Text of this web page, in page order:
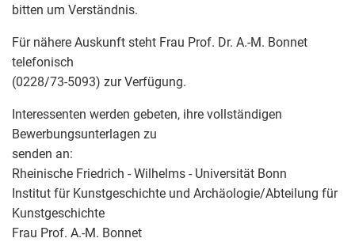
bitten um Verständnis.
Für nähere Auskunft steht Frau Prof. Dr. A.-M. Bonnet
telefonisch
(0228/73-5093) zur Verfügung.
Interessenten werden gebeten, ihre vollständigen
Bewerbungsunterlagen zu
senden an:
Rheinische Friedrich - Wilhelms - Universität Bonn
Institut für Kunstgeschichte und Archäologie/Abteilung für
Kunstgeschichte
Frau Prof. A.-M. Bonnet